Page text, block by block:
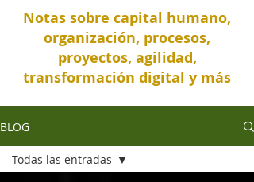
Notas sobre capital humano,
organización, procesos,
proyectos, agilidad,
transformación digital y más
BLOG
Todas las entradas